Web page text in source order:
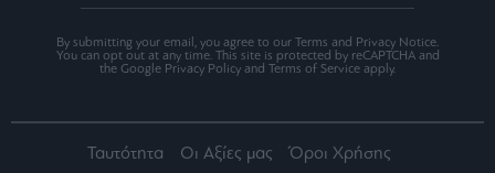
By submitting your email, you agree to our Terms and Privacy Notice.
You can opt out at any time. This site is protected by reCAPTCHA and
the Google Privacy Policy and Terms of Service apply.
Ταυτότητα Οι Αξίες μας Όροι Χρήσης